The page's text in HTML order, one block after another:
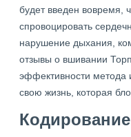
будет введен вовремя,
спровоцировать
нарушение дыхания,
отзывы о вшивании
эффективности метода
свою жизнь, которая